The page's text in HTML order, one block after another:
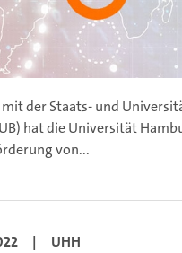
der Staats- und
hat die Universität
von...
| UHH